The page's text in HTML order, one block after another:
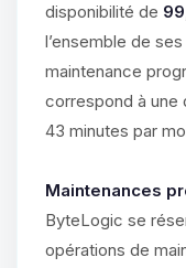
disponibilité de
l’ensemble de
maintenance
correspond à une
43 minutes par
Maintenances
ByteLogic se
opérations de